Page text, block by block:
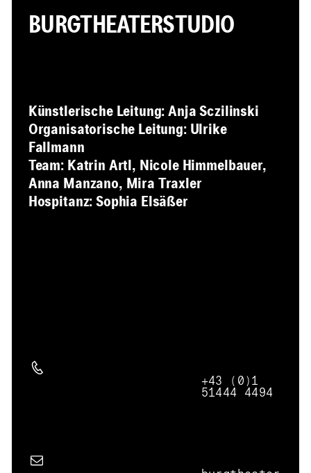
BURGTHEATERSTUDIO
Künstlerische Leitung: Anja Sczilinski
Organisatorische Leitung: Ulrike
Fallmann
Team: Katrin Artl, Nicole Himmelbauer,
Anna Manzano, Mira Traxler
Hospitanz: Sophia Elsäßer
Telefon
+43 (0)1
51444 4494